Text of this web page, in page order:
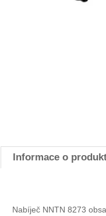
Informace o
Nabíječ NNTN 8273